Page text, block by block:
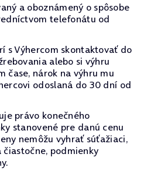
a oboznámený o spôsobe
telefonátu od
s Výhercom skontaktovať do
alebo si výhru
čase, nárok na výhru mu
odoslaná do 30 dní od
právo konečného
stanovené pre danú cenu
nemôžu vyhrať súťažiaci,
podmienky